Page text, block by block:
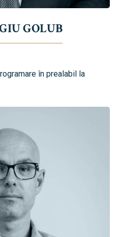
GOLUB
în prealabil la